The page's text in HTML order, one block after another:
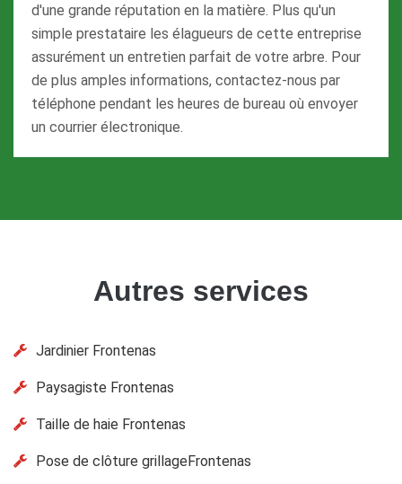
d'une grande réputation en la matière. Plus qu'un
simple prestataire les élagueurs de cette entreprise
assurément un entretien parfait de votre arbre. Pour
de plus amples informations, contactez-nous par
téléphone pendant les heures de bureau où envoyer
un courrier électronique.
Autres services
Jardinier Frontenas
Paysagiste Frontenas
Taille de haie Frontenas
Pose de clôture grillageFrontenas